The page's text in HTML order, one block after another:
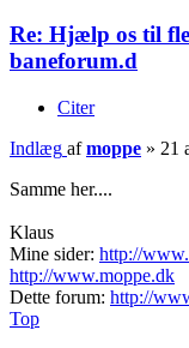
Re: Hjælp os til
baneforum.d
Citer
Indlæg afmoppe » 21
Samme her....
Klaus
Mine sider: http://
http://www.moppe.dk
Dette forum: http://
Top